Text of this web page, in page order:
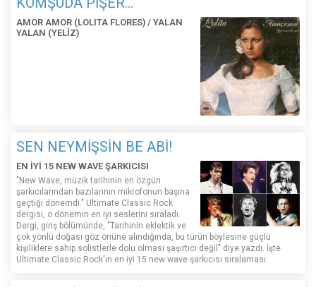
AMOR AMOR (LOLITA FLORES) / YALAN
YALAN (YELİZ)
SEN NEYMİŞSİN BE ABİ!
EN İYİ 15 NEW WAVE ŞARKICISI
"New Wave, müzik tarihinin en özgün
şarkıcılarından bazılarının mikrofonun başına
geçtiği dönemdi." Ultimate Classic Rock
dergisi, o dönemin en iyi seslerini sıraladı.
Dergi, giriş bölümünde, "Tarihinin eklektik ve
çok yönlü doğası göz önüne alındığında, bu türün böylesine güçlü
kişiliklere sahip solistlerle dolu olması şaşırtıcı değil" diye yazdı. İşte
Ultimate Classic Rock'ın en iyi 15 new wave şarkıcısı sıralaması: